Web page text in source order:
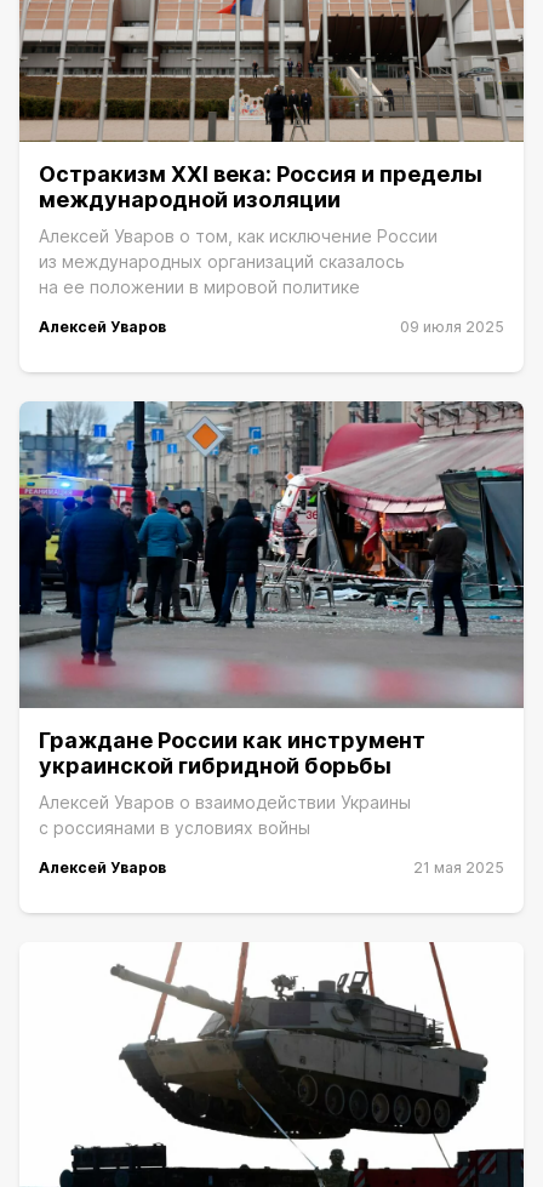
Остракизм XXI века: Россия и пределы
международной изоляции
Алексей Уваров о том, как исключение России
из международных организаций сказалось
на ее положении в мировой политике
Алексей Уваров 09 июля 2025
Граждане России как инструмент
украинской гибридной борьбы
Алексей Уваров о взаимодействии Украины
с россиянами в условиях войны
Алексей Уваров 21 мая 2025